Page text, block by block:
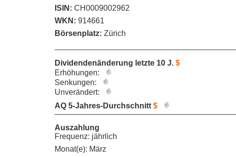
ISIN: CH0009002962
WKN: 914661
Börsenplatz: Zürich
Dividendenänderung letzte 10 J. $
Erhöhungen:
Senkungen:
Unverändert:
AQ 5-Jahres-Durchschnitt $
Auszahlung
Frequenz: jährlich
Monat(e): März